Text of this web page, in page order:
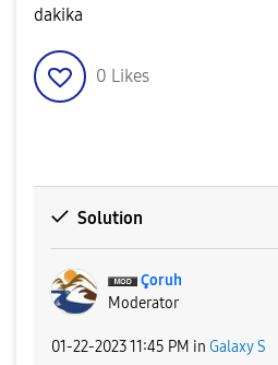
dakika
0 Likes
Solution
Çoruh
Moderator
‎01-22-202311:45 PM in Galaxy S